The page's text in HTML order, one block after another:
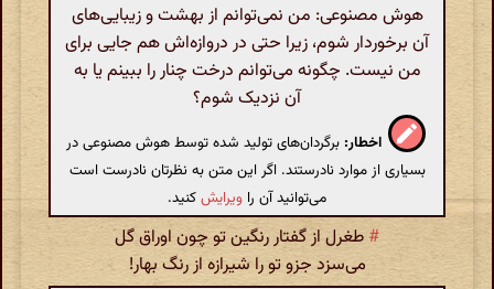
هوش مصنوعی: من نمی‌توانم از بهشت و زیبایی‌های
آن برخوردار شوم، زیرا حتی در دروازه‌اش هم جایی برای
من نیست. چگونه می‌توانم درخت چنار را ببینم یا به
آن نزدیک شوم؟
اخطار: برگردان‌های تولید شده توسط هوش مصنوعی در
بسیاری از موارد نادرستند. اگر این متن به نظرتان نادرست است
می‌توانید آن را ویرایشکنید.
# طغرل از گفتار رنگین تو چون اوراق گل
می‌سزد جزو تو را شیرازه از رنگ بهار!